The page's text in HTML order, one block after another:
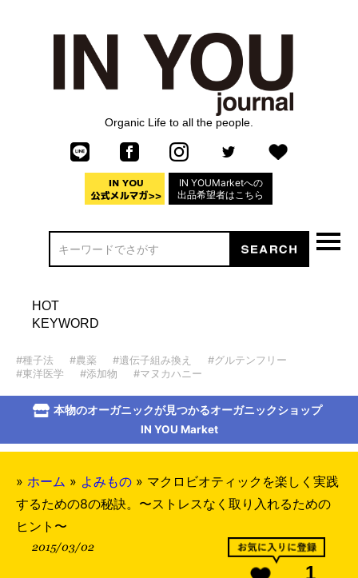
Organic Life to all the people.
IN YOUMarketへの
出品希望者はこちら
HOT
KEYWORD
#種子法 #農薬 #遺伝子組み換え
#グルテンフリー
#東洋医学
#添加物 #マヌカハニー
本物のオーガニックが見つかるオーガニックショップ
IN YOU Market
» ホーム » よみもの » マクロビオティックを楽しく実践
するための8の秘訣。〜ストレスなく取り入れるための
ヒント〜
2015/03/02
1